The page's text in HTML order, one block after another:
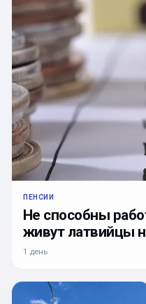
ПЕНСИИ
Не способны
живут латвийцы
1 день